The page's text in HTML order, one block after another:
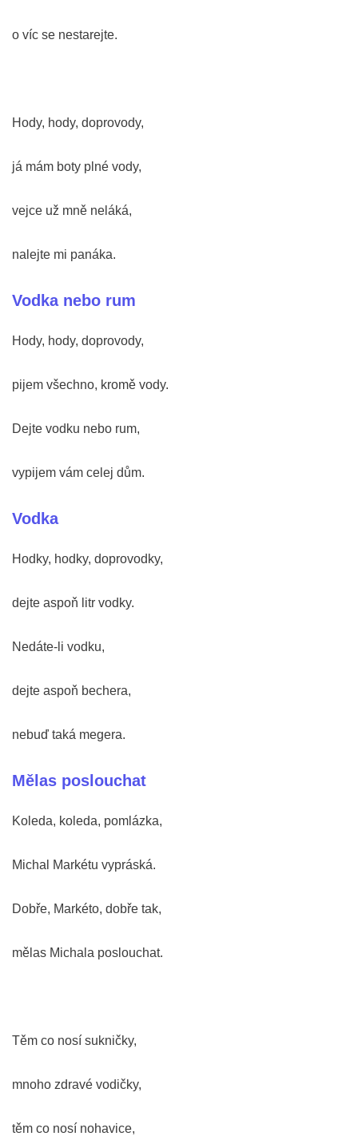
o víc se nestarejte.
Hody, hody, doprovody,
já mám boty plné vody,
vejce už mně neláká,
nalejte mi panáka.
Vodka nebo rum
Hody, hody, doprovody,
pijem všechno, kromě vody.
Dejte vodku nebo rum,
vypijem vám celej dům.
Vodka
Hodky, hodky, doprovodky,
dejte aspoň litr vodky.
Nedáte-li vodku,
dejte aspoň bechera,
nebuď taká megera.
Mělas poslouchat
Koleda, koleda, pomlázka,
Michal Markétu vypráská.
Dobře, Markéto, dobře tak,
mělas Michala poslouchat.
Těm co nosí sukničky,
mnoho zdravé vodičky,
těm co nosí nohavice,